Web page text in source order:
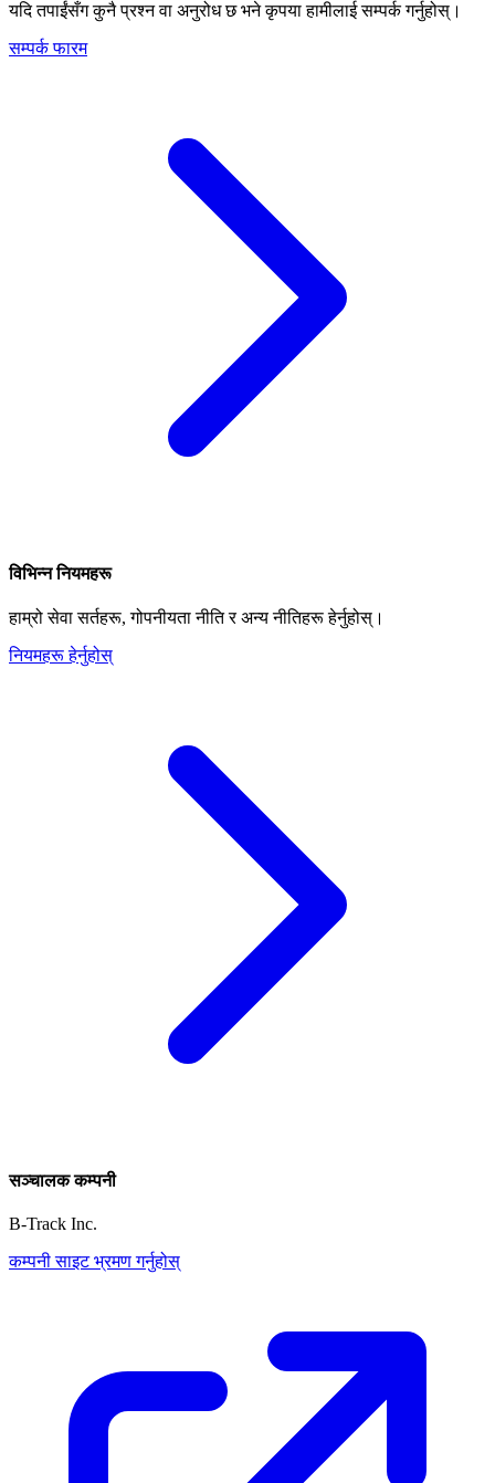
यदि तपाईंसँग कुनै प्रश्न वा अनुरोध छ भने कृपया हामीलाई सम्पर्क गर्नुहोस्।
सम्पर्क फारम
विभिन्न नियमहरू
हाम्रो सेवा सर्तहरू, गोपनीयता नीति र अन्य नीतिहरू हेर्नुहोस्।
नियमहरू हेर्नुहोस्
सञ्चालक कम्पनी
B-Track Inc.
कम्पनी साइट भ्रमण गर्नुहोस्